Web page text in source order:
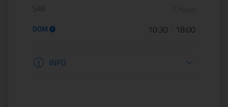
SAB
DOM 10:30 18:00
Informazioni apertura
INFO